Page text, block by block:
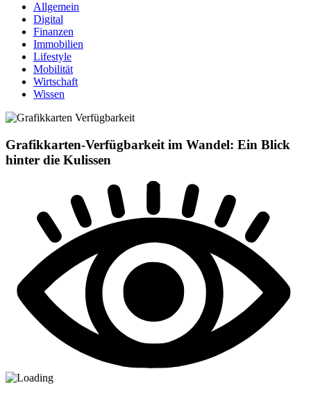
Allgemein
Digital
Finanzen
Immobilien
Lifestyle
Mobilität
Wirtschaft
Wissen
Grafikkarten-Verfügbarkeit im Wandel: Ein Blick
hinter die Kulissen